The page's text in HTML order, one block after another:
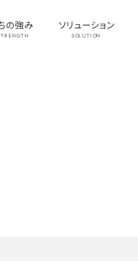
の強み ソリューション
SOLUTION